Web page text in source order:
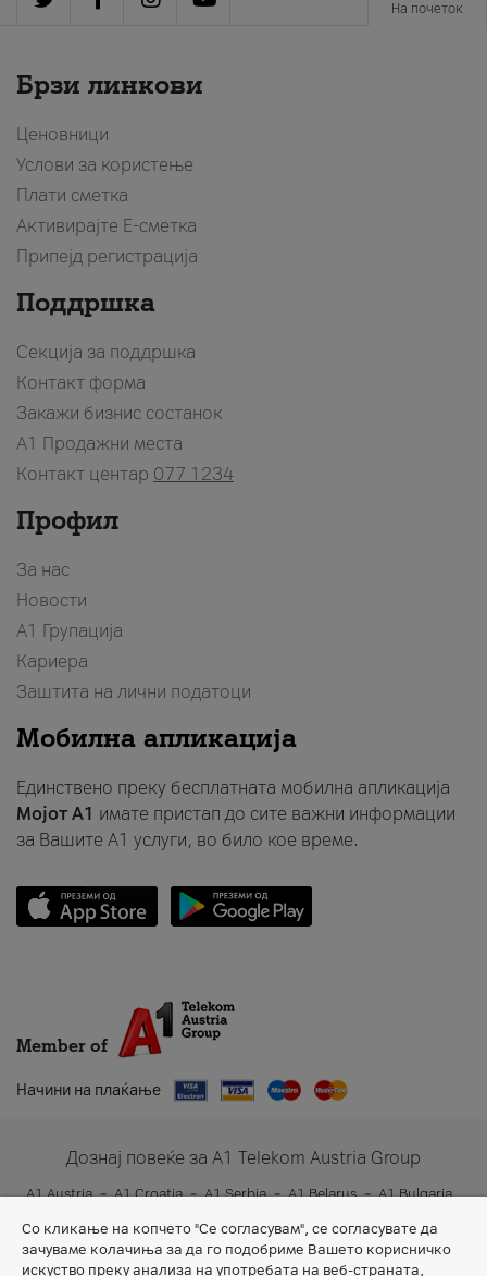
На почеток
Брзи линкови
Ценовници
Услови за користење
Плати сметка
Активирајте Е-сметка
Припејд регистрација
Поддршка
Секција за поддршка
Контакт форма
Закажи бизнис состанок
A1 Продажни места
Контакт центар 077 1234
Профил
За нас
Новости
А1 Групација
Кариера
Заштита на лични податоци
Мобилна апликација
Единствено преку бесплатната мобилна апликација
Мојот A1 имате пристап до сите важни информации
за Вашите A1 услуги, во било кое време.
Member of
Начини на плаќање
Дознај повеќе за A1 Telekom Austria Group
A1 Austria A1 Croatia A1 Serbia A1 Belarus
A1 Bulgaria
Со кликање на копчето "Се согласувам", се согласувате да
зачуваме колачиња за да го подобриме Вашето корисничко
искуство преку анализа на употребата на веб-страната,